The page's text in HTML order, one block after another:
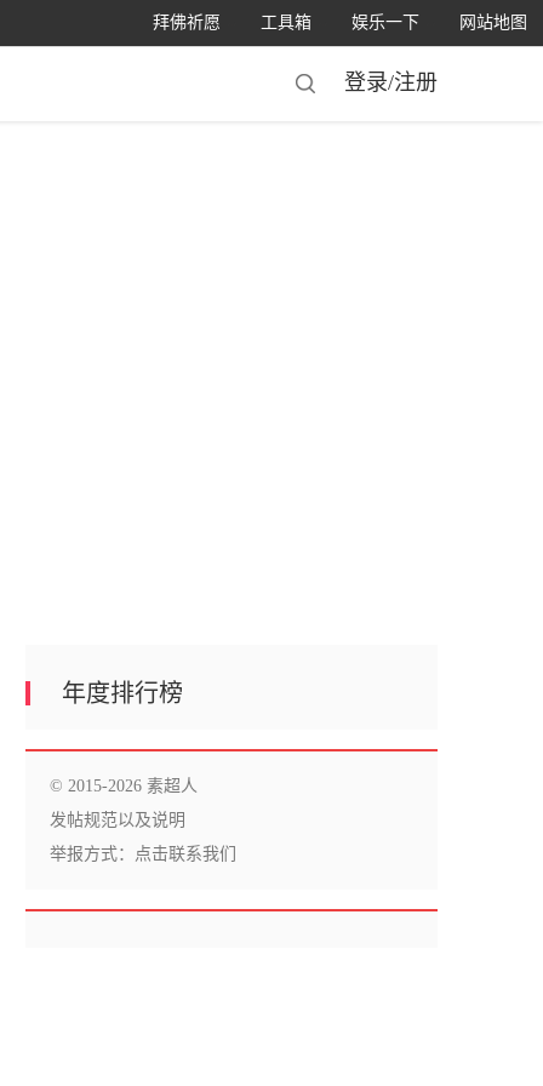
网站地图
娱乐一下
工具箱
拜佛祈愿
登录/注册
年度排行榜
© 2015-2026 素超人
发帖规范以及说明
举报方式： 点击联系我们